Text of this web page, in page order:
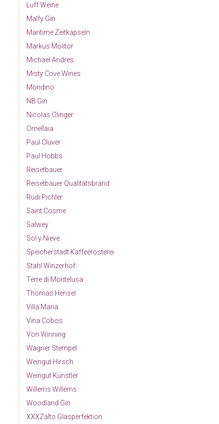
Luff Weine
Malfy Gin
Maritime Zeitkapseln
Markus Molitor
Michael Andres
Misty Cove Wines
Mondino
NB Gin
Nicolas Olinger
Ornellaia
Paul Cluver
Paul Hobbs
Reisetbauer
Reisetbauer Qualitätsbrand
Rudi Pichler
Saint Cosme
Salwey
Sol y Nieve
Speicherstadt Kaffeerösterei
Stahl Winzerhof
Terre di Montelusa
Thomas Hensel
Villa Maria
Vina Cobos
Von Winning
Wagner Stempel
Weingut Hirsch
Weingut Künstler
Willems Willems
Woodland Gin
XXXZalto Glasperfektion